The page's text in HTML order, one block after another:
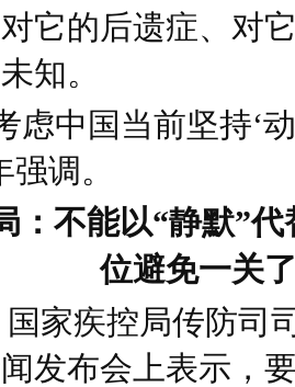
它的后遗症、对
知。
虑中国当前坚持‘
调。
：不能以“静默”
位避免一关
国家疾控局传防司
发布会上表示，